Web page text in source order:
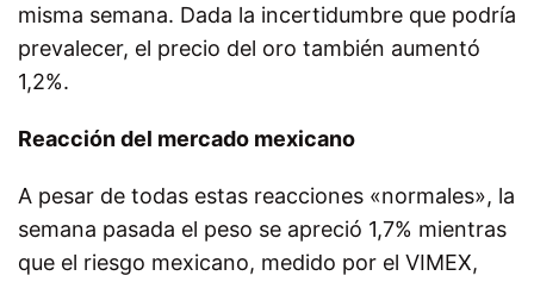
misma semana. Dada la incertidumbre que podría
prevalecer, el precio del oro también aumentó
1,2%.
Reacción del mercado mexicano
A pesar de todas estas reacciones «normales», la
semana pasada el peso se apreció 1,7% mientras
que el riesgo mexicano, medido por el VIMEX,